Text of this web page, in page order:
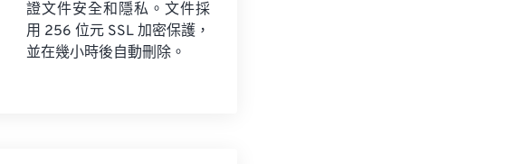
證文件安全和隱私。文件採
用 256 位元 SSL 加密保護，
並在幾小時後自動刪除。